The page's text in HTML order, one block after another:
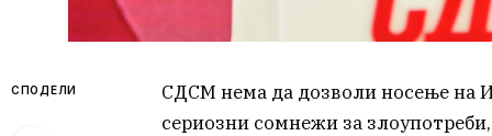
СПОДЕЛИ
СДСМ нема да дозволи носење на
сериозни сомнежи за